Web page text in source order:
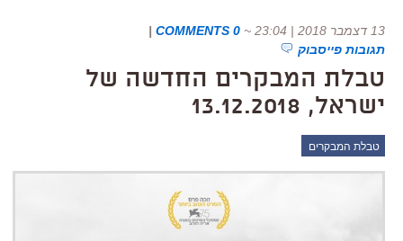
13 דצמבר 2018 | 23:04 ~
0 COMMENTS
|
תגובות פייסבוק
טבלת המבקרים החדשה של
ישראל, 13.12.2018
טבלת המבקרים